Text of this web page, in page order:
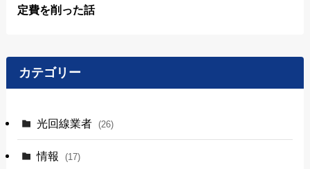
定費を削った話
カテゴリー
光回線業者 (26)
情報 (17)